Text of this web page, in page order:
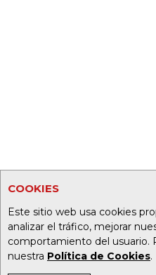
COOKIES
Este sitio web usa cookies
analizar el tráfico, mejorar
comportamiento del usuario.
nuestra Política de Cookies.